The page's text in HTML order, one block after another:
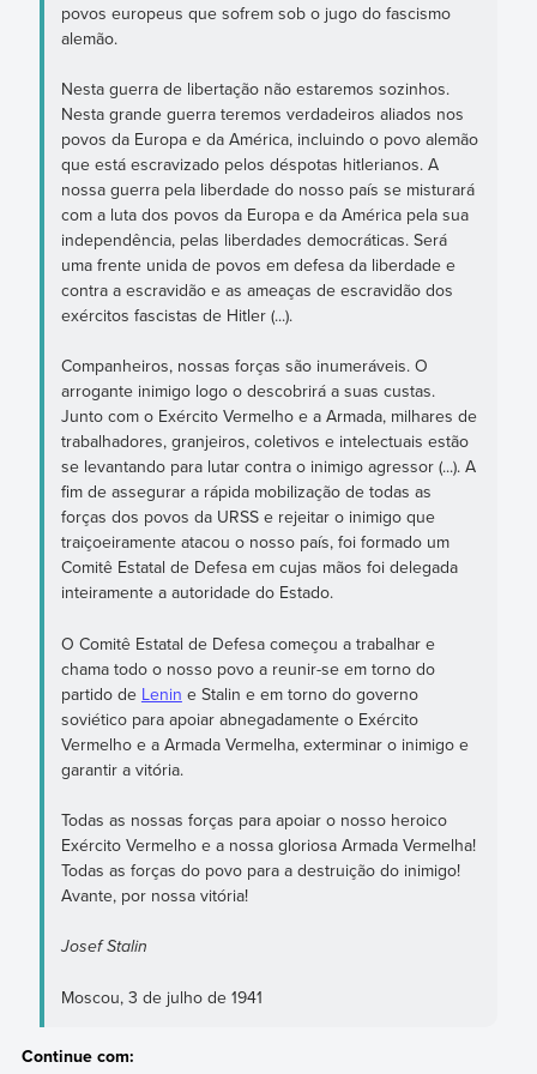
povos europeus que sofrem sob o jugo do fascismo
alemão.
Nesta guerra de libertação não estaremos sozinhos.
Nesta grande guerra teremos verdadeiros aliados nos
povos da Europa e da América, incluindo o povo alemão
que está escravizado pelos déspotas hitlerianos. A
nossa guerra pela liberdade do nosso país se misturará
com a luta dos povos da Europa e da América pela sua
independência, pelas liberdades democráticas. Será
uma frente unida de povos em defesa da liberdade e
contra a escravidão e as ameaças de escravidão dos
exércitos fascistas de Hitler (...).
Companheiros, nossas forças são inumeráveis. O
arrogante inimigo logo o descobrirá a suas custas.
Junto com o Exército Vermelho e a Armada, milhares de
trabalhadores, granjeiros, coletivos e intelectuais estão
se levantando para lutar contra o inimigo agressor (...). A
fim de assegurar a rápida mobilização de todas as
forças dos povos da URSS e rejeitar o inimigo que
traiçoeiramente atacou o nosso país, foi formado um
Comitê Estatal de Defesa em cujas mãos foi delegada
inteiramente a autoridade do Estado.
O Comitê Estatal de Defesa começou a trabalhar e
chama todo o nosso povo a reunir-se em torno do
partido de Lenin e Stalin e em torno do governo
soviético para apoiar abnegadamente o Exército
Vermelho e a Armada Vermelha, exterminar o inimigo e
garantir a vitória.
Todas as nossas forças para apoiar o nosso heroico
Exército Vermelho e a nossa gloriosa Armada Vermelha!
Todas as forças do povo para a destruição do inimigo!
Avante, por nossa vitória!
Josef Stalin
Moscou, 3 de julho de 1941
Continue com: